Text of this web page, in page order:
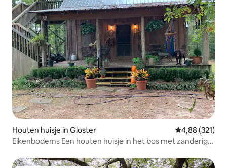
Houten huisje in Gloster Gemiddelde
4,88 (321)
Eikenbodems Een houten huisje in het bos met zanderige